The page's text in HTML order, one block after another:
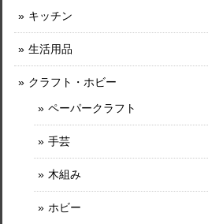
キッチン
生活用品
クラフト・ホビー
ペーパークラフト
手芸
木組み
ホビー